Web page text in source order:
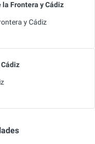
Frontera y Cádiz
y Cádiz